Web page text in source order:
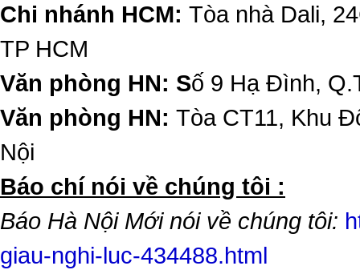
Chi nhánh HCM: Tòa nhà Dali,
TP HCM
Văn phòng HN: Số 9 Hạ Đình,
Văn phòng HN: Tòa CT11, Khu
Nội
​Báo chí nói về chúng tôi :
Báo Hà Nội Mới nói về chúng tôi:
giau-nghi-luc-434488.html